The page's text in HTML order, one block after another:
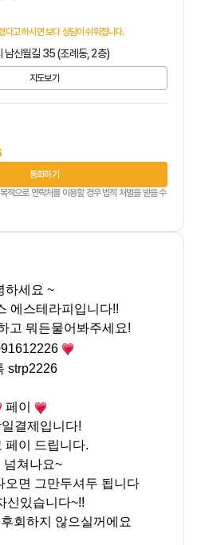
다고 하시면 보다 상담이 쉬워집니다.
신월길 35 (조례동, 2층)
지도보기
통화하기
적으로 연락처를 이용할 경우 법적 처벌을 받을 수
하세요 ~
에스테라피입니다!!
고 뭐든물어봐주세요!
strp2226
페이
결제입니다!
페이 드립니다.
넘쳐나요~
오면 그만두셔두 됩니다
신있습니다~!!
회하지 않으실꺼에요